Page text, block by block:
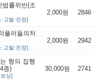
법률위반(조
고발·진정]
2,000원 2846
플러들의처
고발·진정]
2,000원 2942
형의 집행
종)
상]
30,000원 2741